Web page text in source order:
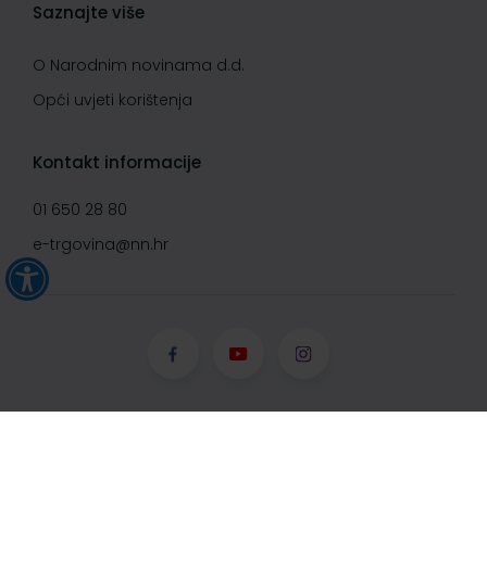
Saznajte više
O Narodnim novinama d.d.
Opći uvjeti korištenja
Kontakt informacije
01 650 28 80
e-trgovina@nn.hr